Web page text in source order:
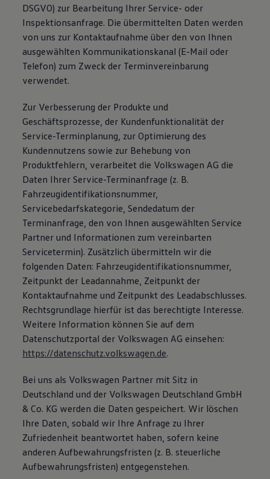
DSGVO) zur Bearbeitung Ihrer Service- oder
Inspektionsanfrage. Die übermittelten Daten werden
von uns zur Kontaktaufnahme über den von Ihnen
ausgewählten Kommunikationskanal (E-Mail oder
Telefon) zum Zweck der Terminvereinbarung
verwendet.
Zur Verbesserung der Produkte und
Geschäftsprozesse, der Kundenfunktionalität der
Service-Terminplanung, zur Optimierung des
Kundennutzens sowie zur Behebung von
Produktfehlern, verarbeitet die Volkswagen AG die
Daten Ihrer Service-Terminanfrage (z. B.
Fahrzeugidentifikationsnummer,
Servicebedarfskategorie, Sendedatum der
Terminanfrage, den von Ihnen ausgewählten Service
Partner und Informationen zum vereinbarten
Servicetermin). Zusätzlich übermitteln wir die
folgenden Daten: Fahrzeugidentifikationsnummer,
Zeitpunkt der Leadannahme, Zeitpunkt der
Kontaktaufnahme und Zeitpunkt des Leadabschlusses.
Rechtsgrundlage hierfür ist das berechtigte Interesse.
Weitere Information können Sie auf dem
Datenschutzportal der Volkswagen AG einsehen:
https://datenschutz.volkswagen.de.
Bei uns als Volkswagen Partner mit Sitz in
Deutschland und der Volkswagen Deutschland GmbH
& Co. KG werden die Daten gespeichert. Wir löschen
Ihre Daten, sobald wir Ihre Anfrage zu Ihrer
Zufriedenheit beantwortet haben, sofern keine
anderen Aufbewahrungsfristen (z. B. steuerliche
Aufbewahrungsfristen) entgegenstehen.